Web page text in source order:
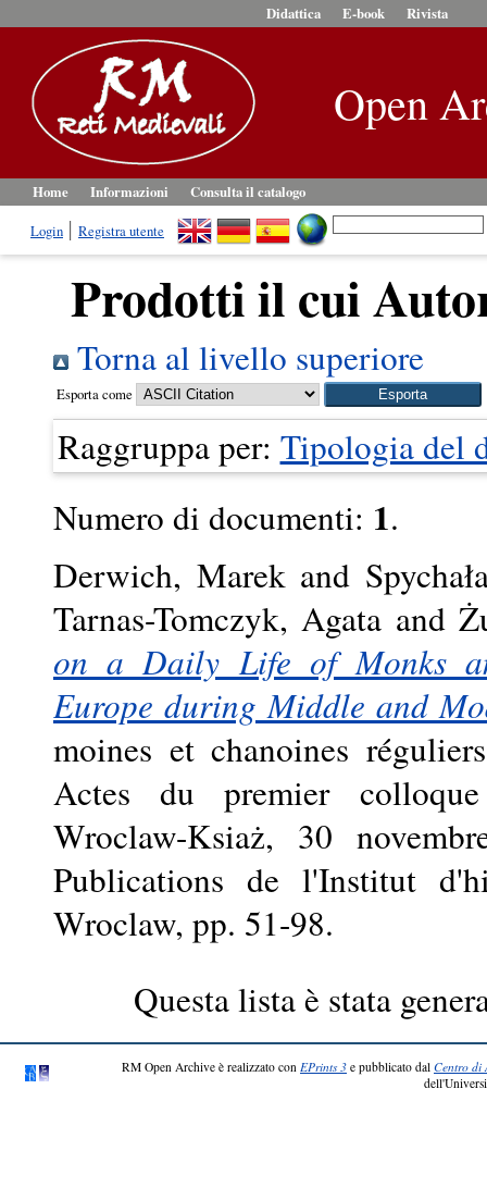
Didattica E-book Rivista
Open
Home Informazioni
Consulta il catalogo
Login
Registra utente
Prodotti il cui
Torna al livello superiore
Esporta come
Raggruppa per: Tipologia del
Numero di documenti: 1.
Derwich, Marekand
Tarnas-Tomczyk, Agata and
on a Daily Life of Monks
Europe during Middle and
moines et chanoines
Actes du premier
Wroclaw-Ksiaż, 30
Publications de l'Institut
Wroclaw, pp. 51-98.
Questa lista è stata
RM Open Archive è realizzato con EPrints 3 e pubblicato dal Centro di